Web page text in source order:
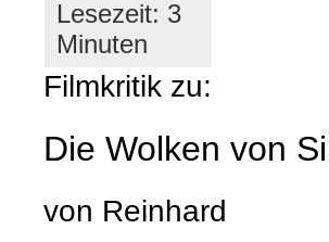
Filmkritik zu:
Die Wolken von
von Reinhard